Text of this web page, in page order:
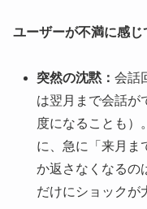
ユーザーが不満に感じ
突然の沈黙：会話
は翌月まで会話が
度になることも）
に、急に「来月ま
か返さなくなるの
だけにショックが